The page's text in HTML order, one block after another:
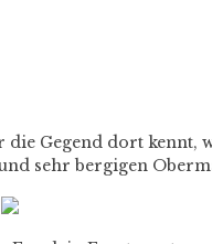
Gegend dort kennt,
sehr bergigen